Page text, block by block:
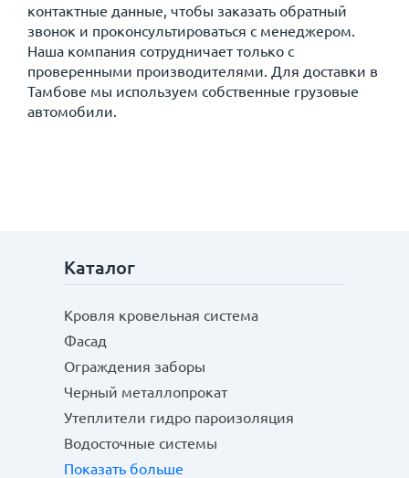
контактные данные, чтобы заказать обратный
звонок и проконсультироваться с менеджером.
Наша компания сотрудничает только с
проверенными производителями. Для доставки в
Тамбове мы используем собственные грузовые
автомобили.
Каталог
Кровля кровельная система
Фасад
Ограждения заборы
Черный металлопрокат
Утеплители гидро пароизоляция
Водосточные системы
Показать больше